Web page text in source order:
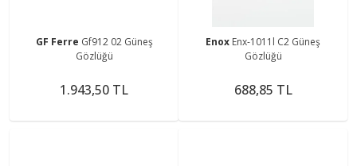
GF Ferre Gf912 02 Güneş
Gözlüğü
1.943,50 TL
Enox Enx-1011l C2 Güneş
Gözlüğü
688,85 TL